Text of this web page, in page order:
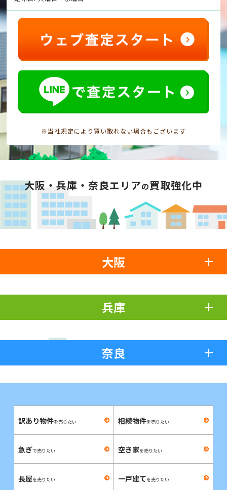
※当社規定により買い取れない場合もございます
大阪・兵庫・奈良エリアの買取強化中
大阪
兵庫
奈良
訳あり物件を売りたい 相続物件を売りたい
急ぎで売りたい 空き家を売りたい
長屋を売りたい 一戸建てを売りたい